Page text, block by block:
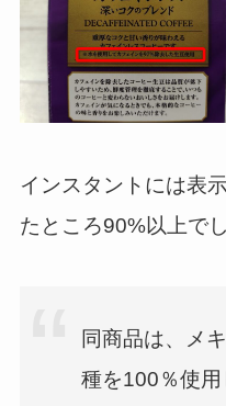
インスタントには表
たところ90%以上でし
同商品は、メ
種を100％使